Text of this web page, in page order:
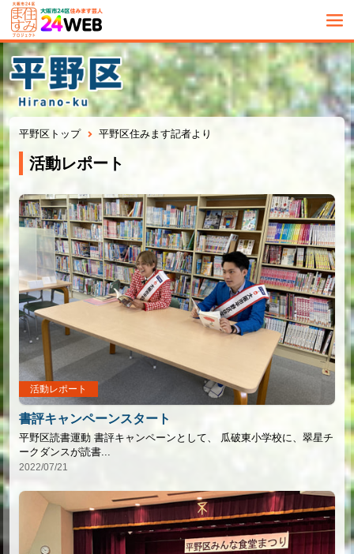
平野区トップ 平野区住みます記者より
活動レポート
活動レポート
書評キャンペーンスタート
平野区読書運動 書評キャンペーンとして、 瓜破東小学校に、翠星チ
ークダンスが読書...
2022/07/21